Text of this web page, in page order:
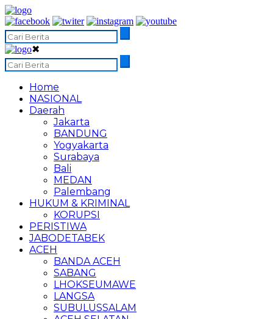
✖
Home
NASIONAL
Daerah
Jakarta
BANDUNG
Yogyakarta
Surabaya
Bali
MEDAN
Palembang
HUKUM & KRIMINAL
KORUPSI
PERISTIWA
JABODETABEK
ACEH
BANDA ACEH
SABANG
LHOKSEUMAWE
LANGSA
SUBULUSSALAM